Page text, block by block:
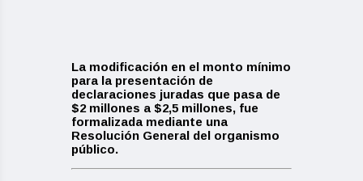
La modificación en el monto mínimo
para la presentación de
declaraciones juradas que pasa de
$2 millones a $2,5 millones, fue
formalizada mediante una
Resolución General del organismo
público.